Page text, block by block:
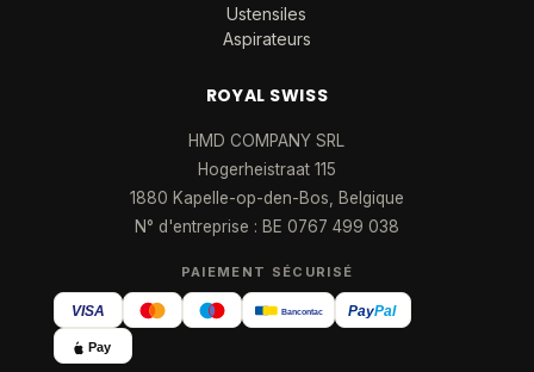
Ustensiles
Aspirateurs
ROYAL SWISS
HMD COMPANY SRL
Hogerheistraat 115
1880 Kapelle-op-den-Bos, Belgique
N° d'entreprise : BE 0767 499 038
PAIEMENT SÉCURISÉ
VISA Bancontact PayPal
Pay